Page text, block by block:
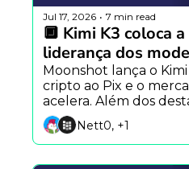
Jul 17, 2026 • 7 min read
🔲 Kimi K3 coloca
liderança dos
Moonshot lança o
cripto ao Pix e o
acelera. Além dos
marca a estreia das
Ferramentas e
Nett0, +1